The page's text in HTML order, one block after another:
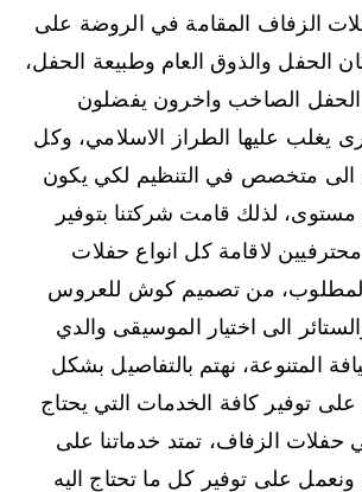
الزفاف المقامة في الروضة على
الحفل والذوق العام وطبيعة الحفل،
الصاخب واخرون يفضلون
يغلب عليها الطراز الاسلامي، وكل
الى متخصص في التنظيم لكي يكون
لذلك قامت شركتنا بتوفير
لاقامة كل انواع حفلات
من تصميم كوش للعروس
الى اختيار الموسيقى والدي
المتنوعة، نهتم بالتفاصيل بشكل
توفير كافة الخدمات التي يحتاج
حفلات الزفاف، تمتد خدماتنا على
ساعة ونعمل على توفير كل ما تحتاج اليه